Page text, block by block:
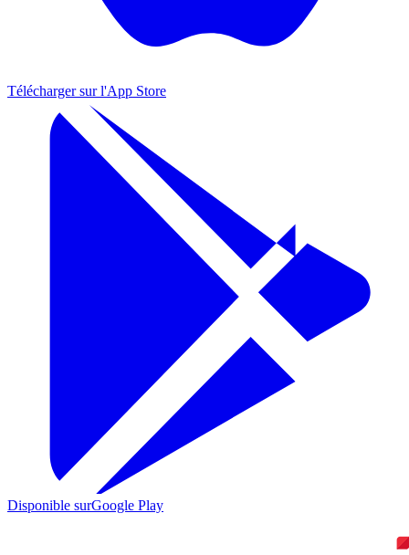
Télécharger sur l'App Store
Disponible surGoogle Play